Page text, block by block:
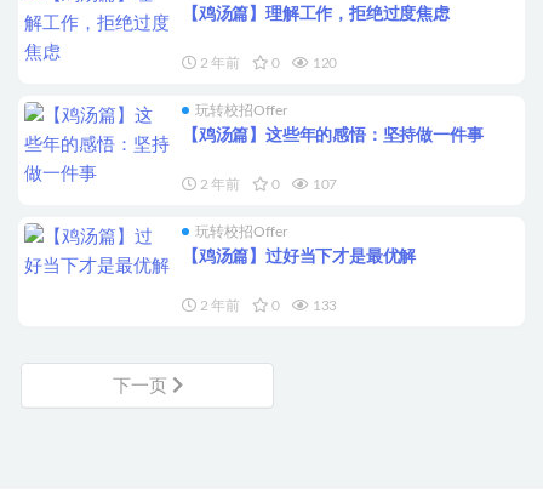
【鸡汤篇】理解工作，拒绝过度焦虑
2 年前 0 120
玩转校招Offer
【鸡汤篇】这些年的感悟：坚持做一件事
2 年前 0 107
玩转校招Offer
【鸡汤篇】过好当下才是最优解
2 年前 0 133
下一页